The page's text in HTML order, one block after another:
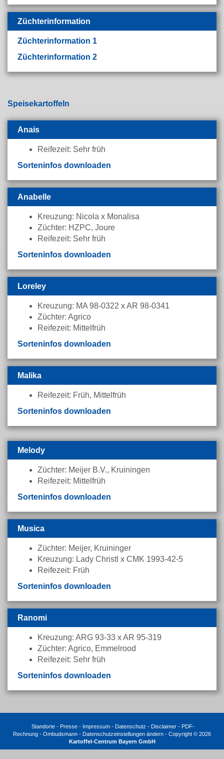
Züchterinformation
Züchterinformation 1
Züchterinformation 2
Speisekartoffeln
Anais
Reifezeit: Sehr früh
Sorteninfos downloaden
Anabelle
Kreuzung: Nicola x Monalisa
Züchter: HZPC, Joure
Reifezeit: Sehr früh
Sorteninfos downloaden
Loreley
Kreuzung: MA 98-0322 x AR 98-0341
Züchter: Agrico
Reifezeit: Mittelfrüh
Sorteninfos downloaden
Malika
Reifezeit: Früh, Mittelfrüh
Sorteninfos downloaden
Melody
Züchter: Meijer B.V., Kruiningen
Reifezeit: Mittelfrüh
Sorteninfos downloaden
Musica
Züchter: Meijer, Kruininger
Kreuzung: Lady Christl x CMK 1993-42-5
Reifezeit: Früh
Sorteninfos downloaden
Ranomi
Kreuzung: ARG 93-33 x AR 95-319
Züchter: Agrico, Emmelrood
Reifezeit: Sehr früh
Sorteninfos downloaden
Standorte - Presse - Impressum - Datenschutz - Disclaimer - PDF-
Rechnung - Ombudsmann - Datenschutzeinstellungen ändern - Copyright © 2026
Kartoffel-Centrum Bayern GmbH